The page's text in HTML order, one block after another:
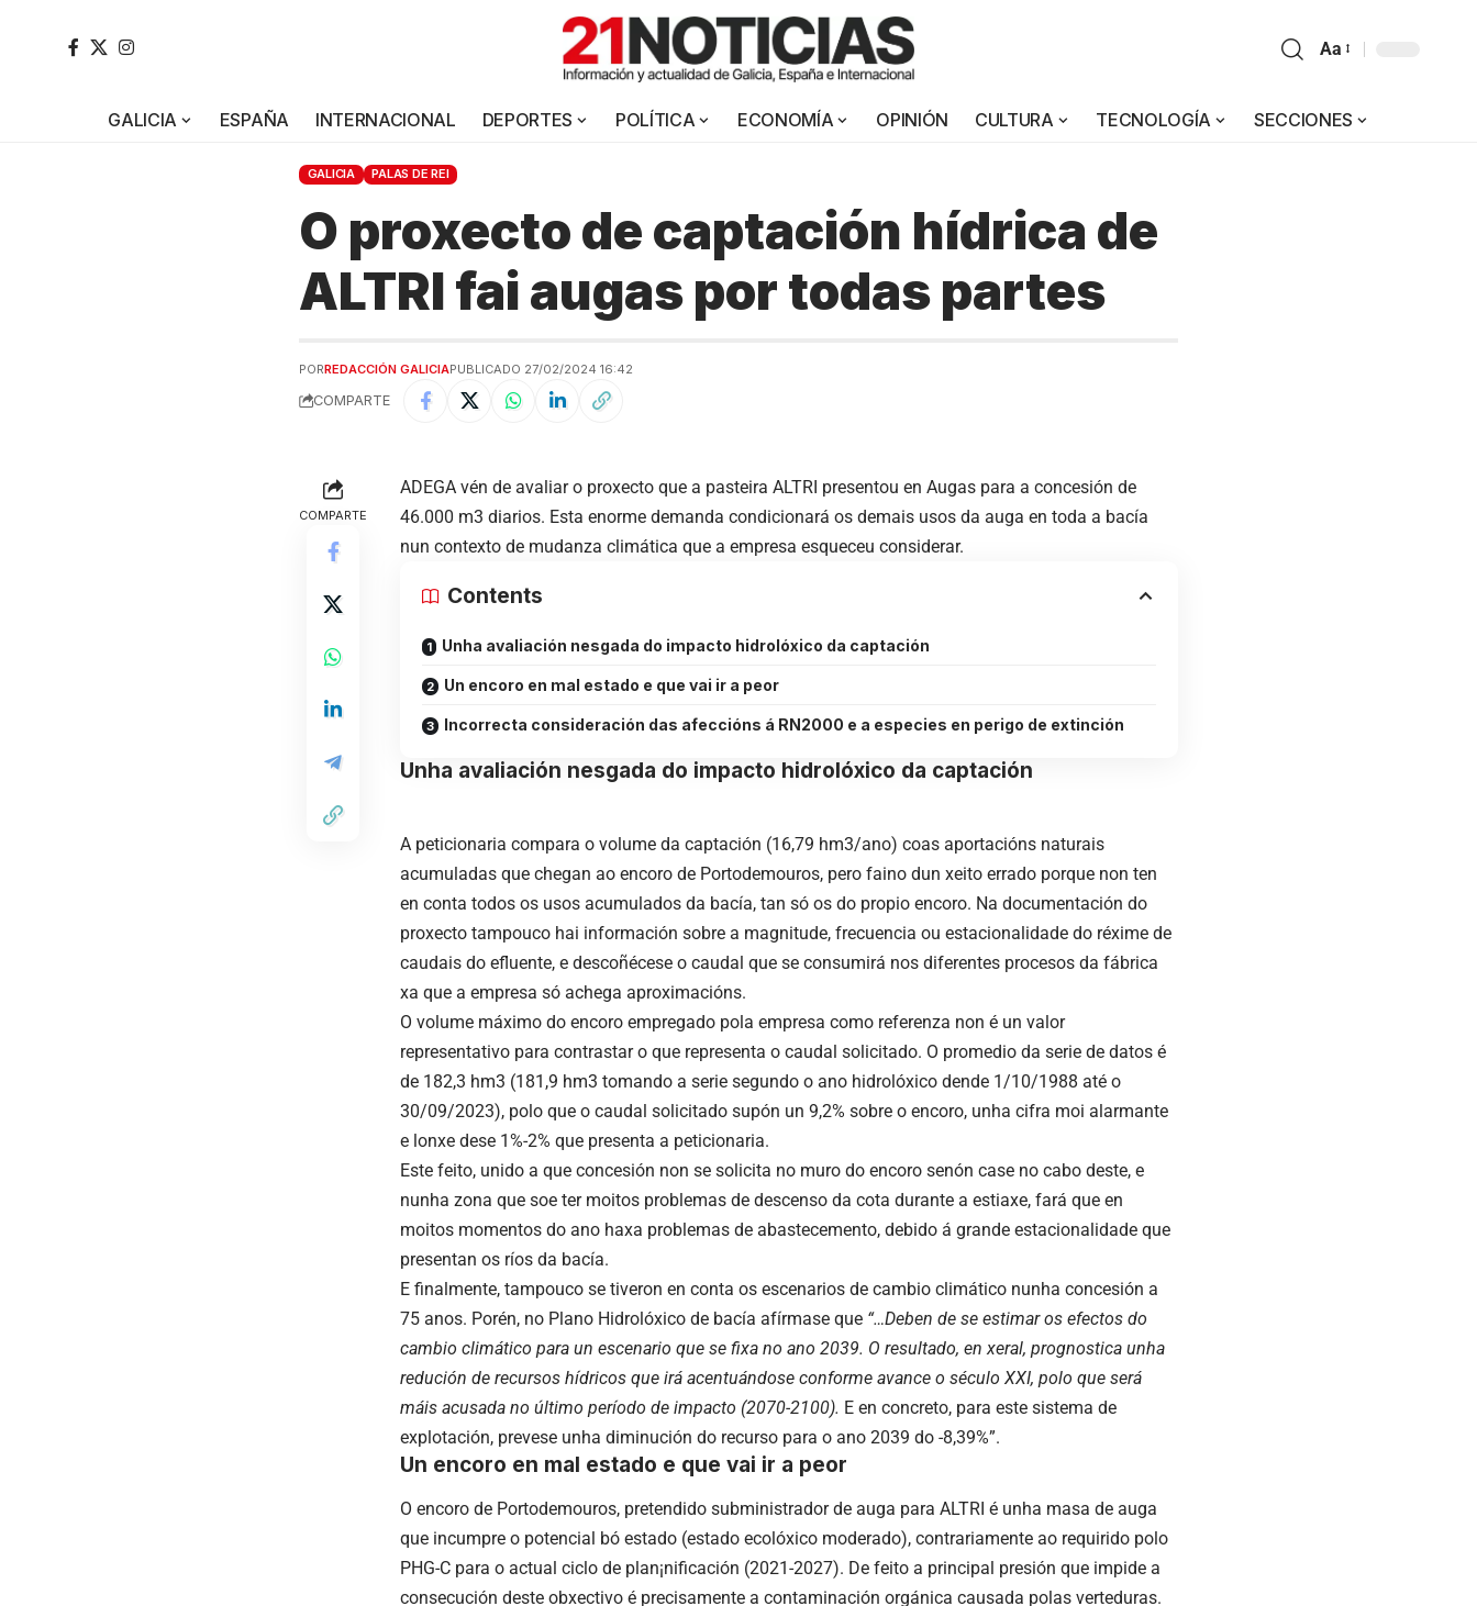
Aa
GALICIA ESPAÑA INTERNACIONAL DEPORTES POLÍTICA ECONOMÍA OPINIÓN CULTURA TECNOLOGÍA SECCIONES
GALICIA PALAS DE REI
O proxecto de captación hídrica de
ALTRI fai augas por todas partes
PORREDACCIÓN GALICIAPUBLICADO 27/02/2024 16:42
COMPARTE
COMPARTE
ADEGA vén de avaliar o proxecto que a pasteira ALTRI presentou en Augas para a concesión de
46.000 m3 diarios. Esta enorme demanda condicionará os demais usos da auga en toda a bacía
nun contexto de mudanza climática que a empresa esqueceu considerar.
Contents
Unha avaliación nesgada do impacto hidrolóxico da captación
Un encoro en mal estado e que vai ir a peor
Incorrecta consideración das afeccións á RN2000 e a especies en perigo de extinción
Unha avaliación nesgada do impacto hidrolóxico da captación
A peticionaria compara o volume da captación (16,79 hm3/ano) coas aportacións naturais
acumuladas que chegan ao encoro de Portodemouros, pero faino dun xeito errado porque non ten
en conta todos os usos acumulados da bacía, tan só os do propio encoro. Na documentación do
proxecto tampouco hai información sobre a magnitude, frecuencia ou estacionalidade do réxime de
caudais do efluente, e descoñécese o caudal que se consumirá nos diferentes procesos da fábrica
xa que a empresa só achega aproximacións.
O volume máximo do encoro empregado pola empresa como referenza non é un valor
representativo para contrastar o que representa o caudal solicitado. O promedio da serie de datos é
de 182,3 hm3 (181,9 hm3 tomando a serie segundo o ano hidrolóxico dende 1/10/1988 até o
30/09/2023), polo que o caudal solicitado supón un 9,2% sobre o encoro, unha cifra moi alarmante
e lonxe dese 1%-2% que presenta a peticionaria.
Este feito, unido a que concesión non se solicita no muro do encoro senón case no cabo deste, e
nunha zona que soe ter moitos problemas de descenso da cota durante a estiaxe, fará que en
moitos momentos do ano haxa problemas de abastecemento, debido á grande estacionalidade que
presentan os ríos da bacía.
E finalmente, tampouco se tiveron en conta os escenarios de cambio climático nunha concesión a
75 anos. Porén, no Plano Hidrolóxico de bacía afírmase que “…Deben de se estimar os efectos do
cambio climático para un escenario que se fixa no ano 2039. O resultado, en xeral, prognostica unha
redución de recursos hídricos que irá acentuándose conforme avance o século XXI, polo que será
máis acusada no último período de impacto (2070-2100). E en concreto, para este sistema de
explotación, prevese unha diminución do recurso para o ano 2039 do -8,39%”.
Un encoro en mal estado e que vai ir a peor
O encoro de Portodemouros, pretendido subministrador de auga para ALTRI é unha masa de auga
que incumpre o potencial bó estado (estado ecolóxico moderado), contrariamente ao requirido polo
PHG-C para o actual ciclo de plan¡nificación (2021-2027). De feito a principal presión que impide a
consecución deste obxectivo é precisamente a contaminación orgánica causada polas verteduras.